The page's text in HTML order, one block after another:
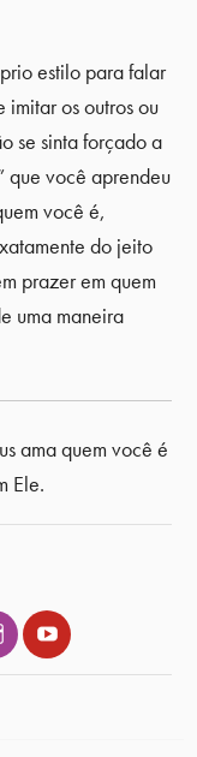
estilo para falar
imitar os outros ou
se sinta forçado a
que você aprendeu
você é,
do jeito
prazer em quem
uma maneira
ama quem você é
Ele.
YouTube